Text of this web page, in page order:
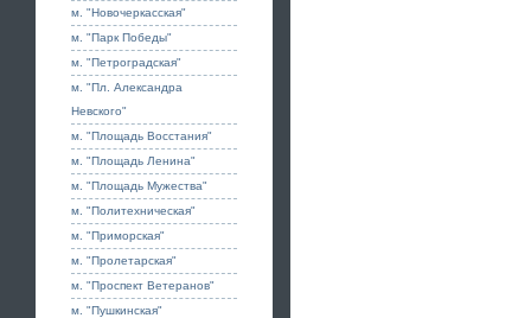
м. "Новочеркасская"
м. "Парк Победы"
м. "Петроградская"
м. "Пл. Александра
Невского"
м. "Площадь Восстания"
м. "Площадь Ленина"
м. "Площадь Мужества"
м. "Политехническая"
м. "Приморская"
м. "Пролетарская"
м. "Проспект Ветеранов"
м. "Пушкинская"